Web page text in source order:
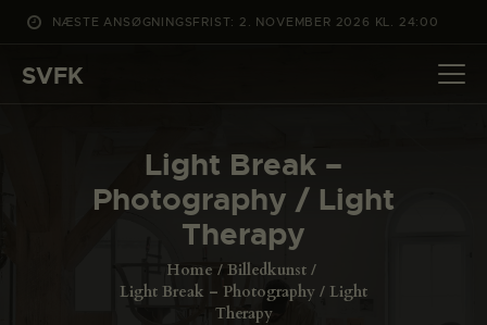
NÆSTE ANSØGNINGSFRIST: 2. NOVEMBER 2026 KL. 24:00
SVFK
Light Break –
Photography / Light
Therapy
Home
Billedkunst
Light Break – Photography / Light
Therapy
DET SKER
PROJEKTER
CHANNEL
OM SVFK